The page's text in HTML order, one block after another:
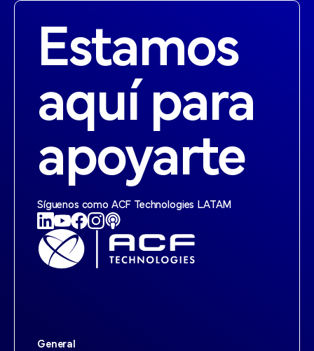
Estamos
aquí para
apoyarte
Síguenos como ACF Technologies LATAM
General